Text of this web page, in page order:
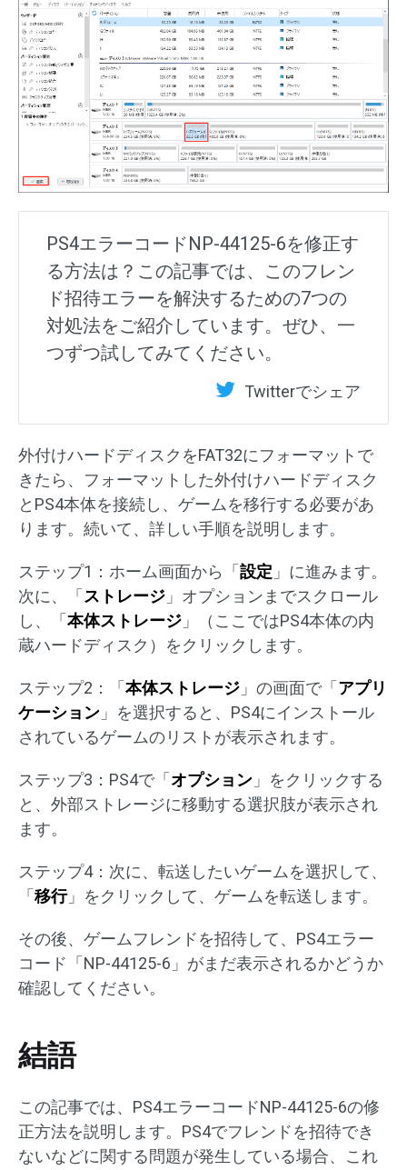
PS4エラーコードNP-44125-6を修正す
る方法は？この記事では、このフレン
ド招待エラーを解決するための7つの
対処法をご紹介しています。ぜひ、一
つずつ試してみてください。
Twitterでシェア
外付けハードディスクをFAT32にフォーマットで
きたら、フォーマットした外付けハードディスク
とPS4本体を接続し、ゲームを移行する必要があ
ります。続いて、詳しい手順を説明します。
ステップ1：ホーム画面から「 設定 」に進みます。
次に、「 ストレージ 」オプションまでスクロール
し、「 本体ストレージ 」（ここではPS4本体の内
蔵ハードディスク）をクリックします。
ステップ2：「 本体ストレージ 」の画面で「 アプリ
ケーション 」を選択すると、PS4にインストール
されているゲームのリストが表示されます。
ステップ3：PS4で「 オプション 」をクリックする
と、外部ストレージに移動する選択肢が表示され
ます。
ステップ4：次に、転送したいゲームを選択して、
「 移行」をクリックして、ゲームを転送します。
その後、ゲームフレンドを招待して、PS4エラー
コード「NP-44125-6」がまだ表示されるかどうか
確認してください。
結語
この記事では、PS4エラーコードNP-44125-6の修
正方法を説明します。PS4でフレンドを招待でき
ないなどに関する問題が発生している場合、これ